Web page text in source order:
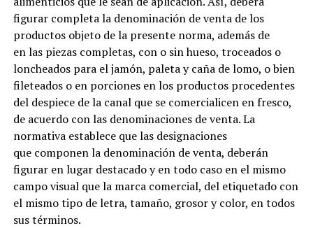
figurar completa la denominación de venta de los
productos objeto de la presente norma, además de
en las piezas completas, con o sin hueso, troceados o
loncheados para el jamón, paleta y caña de lomo, o bien
fileteados o en porciones en los productos procedentes
del despiece de la canal que se comercialicen en fresco,
de acuerdo con las denominaciones de venta. La
normativa establece que las designaciones
que componen la denominación de venta, deberán
figurar en lugar destacado y en todo caso en el mismo
campo visual que la marca comercial, del etiquetado con
el mismo tipo de letra, tamaño, grosor y color, en todos
sus términos.